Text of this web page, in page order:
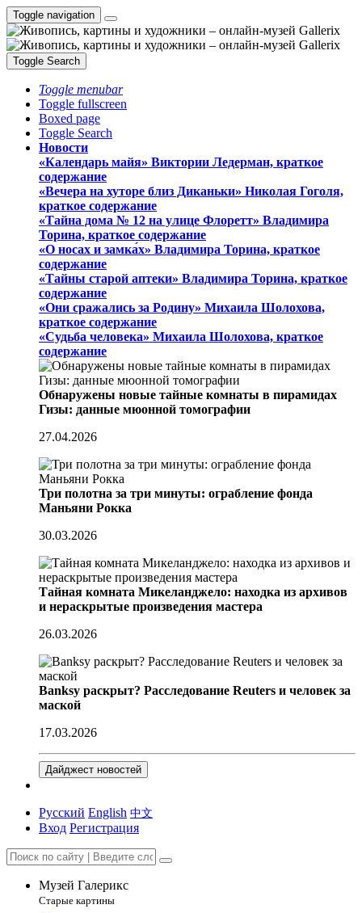
Toggle navigation
Toggle Search
Toggle menubar
Toggle fullscreen
Boxed page
Toggle Search
Новости
«Календарь майя» Виктории Ледерман, краткое
содержание
«Вечера на хуторе близ Диканьки» Николая Гоголя,
краткое содержание
«Тайна дома № 12 на улице Флоретт» Владимира
Торина, краткое содержание
«О носах и замка́х» Владимира Торина, краткое
содержание
«Тайны старой аптеки» Владимира Торина, краткое
содержание
«Они сражались за Родину» Михаила Шолохова,
краткое содержание
«Судьба человека» Михаила Шолохова, краткое
содержание
Обнаружены новые тайные комнаты в пирамидах
Гизы: данные мюонной томографии
27.04.2026
Три полотна за три минуты: ограбление фонда
Маньяни Рокка
30.03.2026
Тайная комната Микеланджело: находка из архивов
и нераскрытые произведения мастера
26.03.2026
Banksy раскрыт? Расследование Reuters и человек за
маской
17.03.2026
Дайджест новостей
Русский English 中文
Вход Регистрация
Музей Галерикс
Старые картины